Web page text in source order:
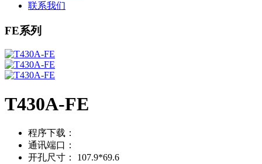
联系我们
FE系列
T430A-FE
程序下载：
通讯端口：
开孔尺寸：
107.9*69.6